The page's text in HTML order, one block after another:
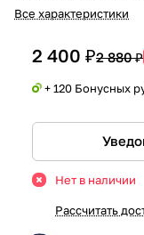
Все характеристики
2 400 ₽2 880 ₽
+ 120 Бонусных
Нет в наличии
Рассчитать